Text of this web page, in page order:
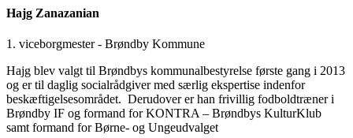
Hajg Zanazanian
1. viceborgmester - Brøndby Kommune
Hajg blev valgt til Brøndbys kommunalbestyrelse første gang i 2013
og er til daglig socialrådgiver med særlig ekspertise indenfor
beskæftigelsesområdet. Derudover er han frivillig fodboldtræner i
Brøndby IF og formand for KONTRA – Brøndbys KulturKlub
samt formand for Børne- og Ungeudvalget